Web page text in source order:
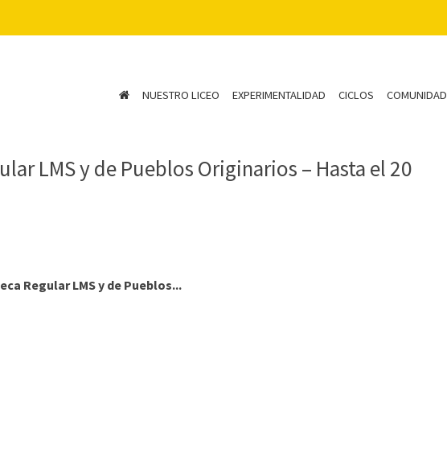
NUESTRO LICEO EXPERIMENTALIDAD CICLOS COMUNIDAD
LMS y de Pueblos Originarios – Hasta el 20
Regular LMS y de Pueblos...